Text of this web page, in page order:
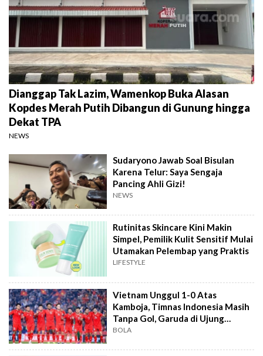
Dianggap Tak Lazim, Wamenkop Buka Alasan
Kopdes Merah Putih Dibangun di Gunung hingga
Dekat TPA
NEWS
Sudaryono Jawab Soal Bisulan
Karena Telur: Saya Sengaja
Pancing Ahli Gizi!
NEWS
Rutinitas Skincare Kini Makin
Simpel, Pemilik Kulit Sensitif Mulai
Utamakan Pelembap yang Praktis
LIFESTYLE
Vietnam Unggul 1-0 Atas
Kamboja, Timnas Indonesia Masih
Tanpa Gol, Garuda di Ujung
Tanduk
BOLA